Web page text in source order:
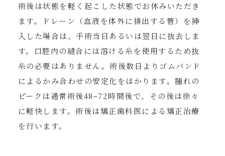
術後は状態を軽く起こした状態でお休みいただき
ます。ドレーン（血液を体外に排出する管）を挿
入した場合は、手術当日あるいは翌日に抜去しま
す。口腔内の縫合には溶ける糸を使用するため抜
糸の必要はありません。術後数日よりゴムバンド
によるかみ合わせの安定化をはかります。腫れの
ピークは通常術後48ｰ72時間後で、その後は徐々
に軽快します。術後は矯正歯科医による矯正治療
を行います。